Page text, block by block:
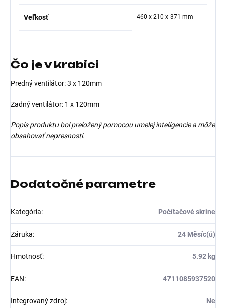
Veľkosť 460 x 210 x 371 mm
Čo je v krabici
Predný ventilátor: 3 x 120mm
Zadný ventilátor: 1 x 120mm
Popis produktu bol preložený pomocou umelej inteligencie a môže
obsahovať nepresnosti.
Dodatočné parametre
Kategória: Počítačové skrine
Záruka: 24 Měsíc(ů)
Hmotnosť: 5.92 kg
EAN: 4711085937520
Integrovaný zdroj: Ne